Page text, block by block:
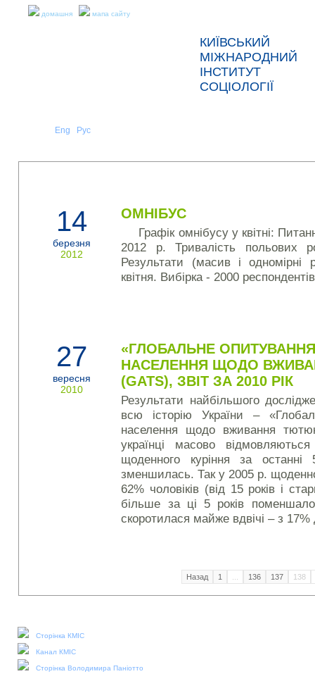
домашня мапа сайту
КИЇВСЬКИЙ
МІЖНАРОДНИЙ
ІНСТИТУТ
СОЦІОЛОГІЇ
Eng Рус
14
березня
2012
ОМНІБУС
Графік омнібусу у квітні:
2012 р. Тривалість польових
Результати (масив і
квітня. Вибірка - 2000
27
вересня
2010
«ГЛОБАЛЬНЕ
НАСЕЛЕННЯ ЩОДО
(GATS), ЗВІТ ЗА 2010 РІК
Результати найбільшого
всю історію України –
населення щодо вживання
українці масово
щоденного куріння за останні
зменшилась. Так у 2005 р.
62% чоловіків (від 15 років і
більше за ці 5 років поменшало
скоротилася майже вдвічі – з
Назад 1 136 137 138
Сторінка КМІС
Канал КМІС
Сторінка Володимира Паніотто